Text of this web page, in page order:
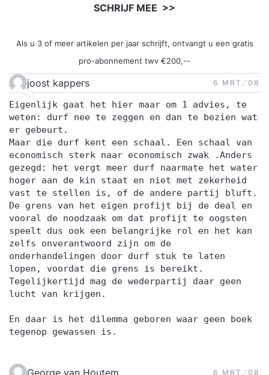
SCHRIJF MEE >>
Als u 3 of meer artikelen per jaar schrijft, ontvangt u een gratis
pro-abonnement twv €200,--
joost kappers 6 MRT.‘08
Eigenlijk gaat het hier maar om 1 advies, te
weten: durf nee te zeggen en dan te bezien wat
er gebeurt.
Maar die durf kent een schaal. Een schaal van
economisch sterk naar economisch zwak .Anders
gezegd: het vergt meer durf naarmate het water
hoger aan de kin staat en niet met zekerheid
vast te stellen is, of de andere partij bluft.
De grens van het eigen profijt bij de deal en
vooral de noodzaak om dat profijt te oogsten
speelt dus ook een belangrijke rol en het kan
zelfs onverantwoord zijn om de
onderhandelingen door durf stuk te laten
lopen, voordat die grens is bereikt.
Tegelijkertijd mag de wederpartij daar geen
lucht van krijgen.
En daar is het dilemma geboren waar geen boek
tegenop gewassen is.
6 MRT.‘08